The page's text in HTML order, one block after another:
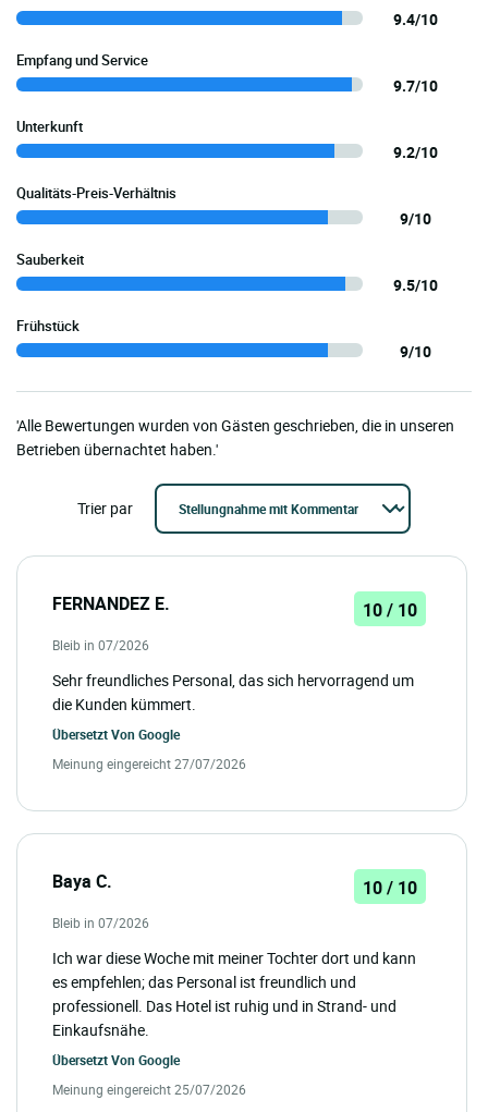
9.4/10
Empfang und Service
9.7/10
Unterkunft
9.2/10
Qualitäts-Preis-Verhältnis
9/10
Sauberkeit
9.5/10
Frühstück
9/10
'Alle Bewertungen wurden von Gästen geschrieben, die in unseren
Betrieben übernachtet haben.'
Trier par
FERNANDEZ E. 10 / 10
Bleib in 07/2026
Sehr freundliches Personal, das sich hervorragend um
die Kunden kümmert.
Übersetzt Von Google
Meinung eingereicht 27/07/2026
Baya C. 10 / 10
Bleib in 07/2026
Ich war diese Woche mit meiner Tochter dort und kann
es empfehlen; das Personal ist freundlich und
professionell. Das Hotel ist ruhig und in Strand- und
Einkaufsnähe.
Übersetzt Von Google
Meinung eingereicht 25/07/2026